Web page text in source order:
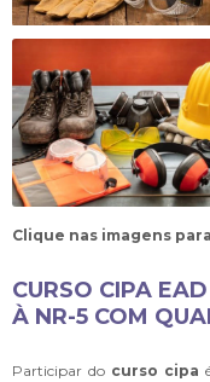
Clique nas imagens
CURSO CIPA
À NR-5 COM
Participar do curso cipa